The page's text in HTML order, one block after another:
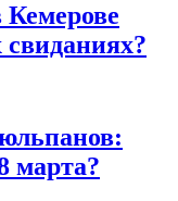
марта?